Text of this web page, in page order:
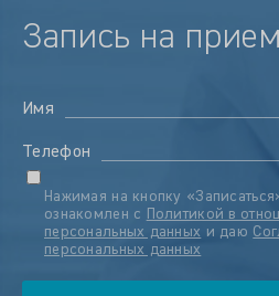
Запись на прием
Имя
Телефон
Нажимая на кнопку
ознакомлен с
Политикой в
персональных данных и даю
персональных данных